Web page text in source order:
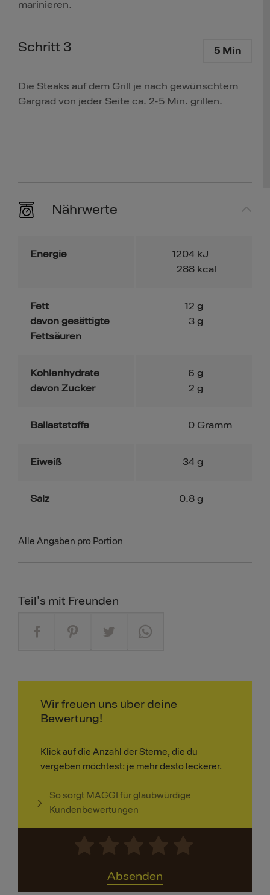
marinieren.
Schritt 3 5 Min
Die Steaks auf dem Grill je nach gewünschtem
Gargrad von jeder Seite ca. 2-5 Min. grillen.
Nährwerte
Energie 1204 kJ
288 kcal
Fett
davon gesättigte
Fettsäuren
12 g
3 g
Kohlenhydrate
davon Zucker
6 g
2 g
Ballaststoffe 0 Gramm
Eiweiß 34 g
Salz 0.8 g
Alle Angaben pro Portion
Teil's mit Freunden
Wir freuen uns über deine
Bewertung!
Klick auf die Anzahl der Sterne, die du
vergeben möchtest: je mehr desto leckerer.
So sorgt MAGGI für glaubwürdige
Kundenbewertungen
Absenden